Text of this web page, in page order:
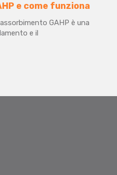
e come funziona
GAHP è una
e il